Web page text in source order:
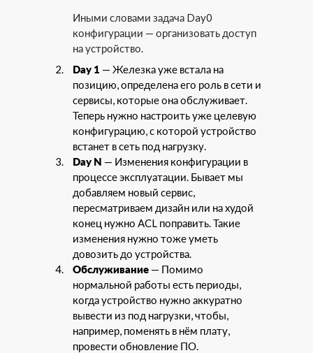
Иными словами задача Day0
конфигурации — организовать доступ
на устройство.
Day 1 — Железка уже встала на
позицию, определена его роль в сети и
сервисы, которые она обслуживает.
Теперь нужно настроить уже целевую
конфигурацию, с которой устройство
встанет в сеть под нагрузку.
Day N — Изменения конфигурации в
процессе эксплуатации. Бывает мы
добавляем новый сервис,
пересматриваем дизайн или на худой
конец нужно ACL поправить. Такие
изменения нужно тоже уметь
довозить до устройства.
Обслуживание — Помимо
нормальной работы есть периоды,
когда устройство нужно аккуратно
вывести из под нагрузки, чтобы,
например, поменять в нём плату,
провести обновление ПО.